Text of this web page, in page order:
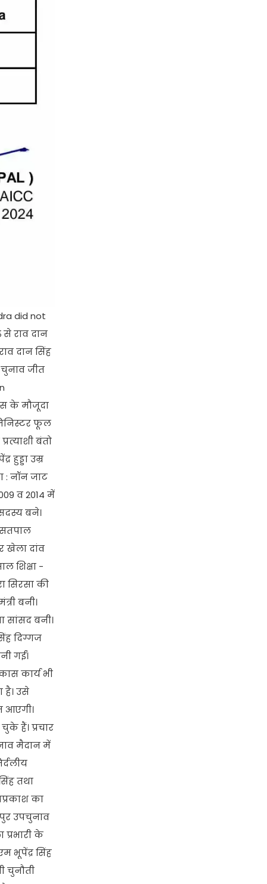
did not
से राव दान
दान सिंह
चुनाव जीत
के मौजूदा
फूल
बंतो
उम्र
: नॉन जाट
व 2014 में
बने।
खेला दांव
शिक्षा -
सिरसा की
बनी।
सांसद बनी।
दिग्गज
गईं।
कार्य भी
है। उसे
आएगी।
हैं। प्रचार
मैदान में
तथा
का
उपचुनाव
के
भूपेंद्र सिंह
चुनौती